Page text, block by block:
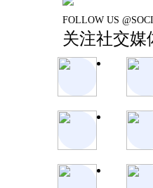
FOLLOW US
关注社交媒